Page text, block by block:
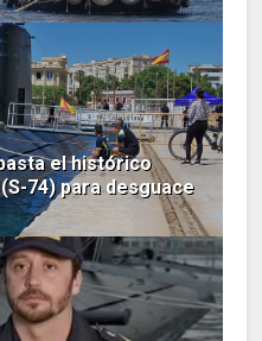
el histórico
74) para desguace